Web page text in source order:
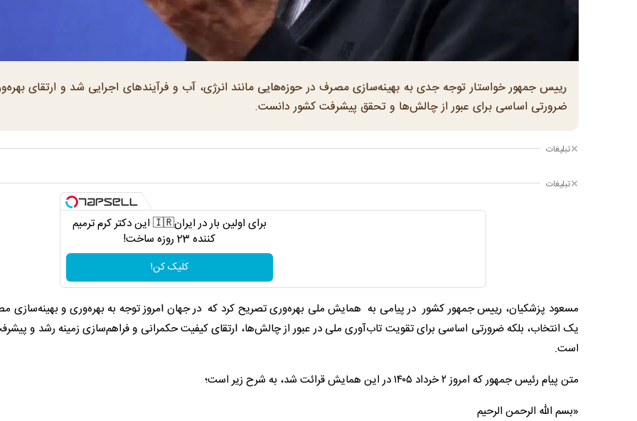
رییس جمهور خواستار توجه جدی به بهینه‌سازی مصرف در حوزه‌هایی مانند انرژی، آب و فرآیندهای اجرایی شد و ارتقای
ضرورتی اساسی برای عبور از چالش‌ها و تحقق پیشرفت کشور دانست.
تبلیغات
تبلیغات
برای اولین بار در ایران🇮🇷 این دکتر کرم ترمیم
کننده 23 روزه ساخت!
کلیک کن!
مسعود پزشکیان، رییس جمهور کشور در پیامی به همایش ملی بهره‌وری تصریح کرد که در جهان امروز توجه به بهره‌وری و بهینه‌سازی
یک انتخاب، بلکه ضرورتی اساسی برای تقویت تاب‌آوری ملی در عبور از چالش‌ها، ارتقای کیفیت حکمرانی و فراهم‌سازی زمینه رشد و
است.
متن پیام رئیس جمهور که امروز ۲ خرداد ۱۴۰۵ در این همایش قرائت شد، به شرح زیر است؛
«بسم الله الرحمن الرحیم